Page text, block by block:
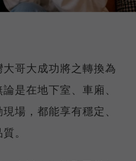
哥大成功將之轉換為
是在地下室、車廂、
場，都能享有穩定、
。